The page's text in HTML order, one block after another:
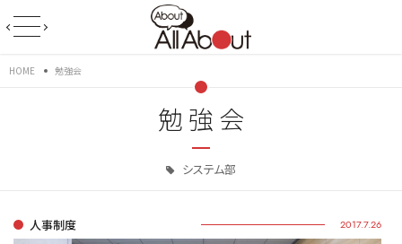
HOME 勉強会
勉強会
システム部
人事制度 2017.7.26